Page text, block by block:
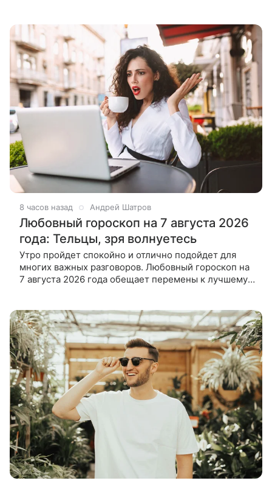
8 часов назад Андрей Шатров
Любовный гороскоп на 7 августа 2026
года: Тельцы, зря волнуетесь
Утро пройдет спокойно и отлично подойдет для
многих важных разговоров. Любовный гороскоп на
7 августа 2026 года обещает перемены к лучшему